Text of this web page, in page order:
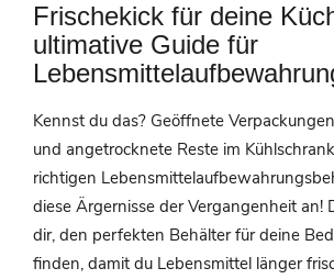
Frischekick für deine
ultimative Guide für
Kennst du das? Geöffnete
und angetrocknete Reste im
richtigen
diese Ärgernisse der Vergangenheit an!
dir, den perfekten Behälter für deine
finden, damit du Lebensmittel länger